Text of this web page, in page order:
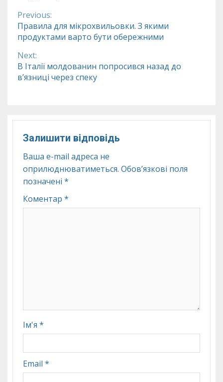
Continue
Reading
Previous:
Правила для мікрохвильовки. З якими
продуктами варто бути обережними
Next:
В Італії молдованин попросився назад до
в’язниці через спеку
Залишити відповідь
Ваша e-mail адреса не
оприлюднюватиметься. Обов’язкові поля
позначені *
Коментар *
Ім'я *
Email *